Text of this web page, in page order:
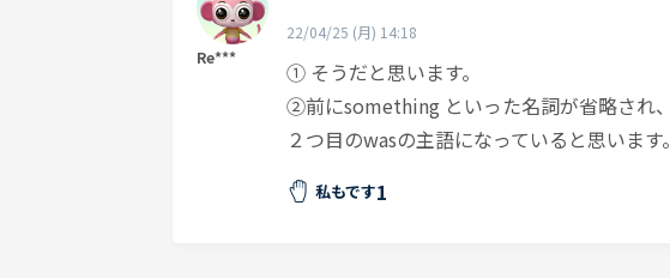
Re***
22/04/25 (月) 14:18
① そうだと思います。
②前にsomething といった名詞が省略され、
２つ目のwasの主語になっていると思います。
私もです1